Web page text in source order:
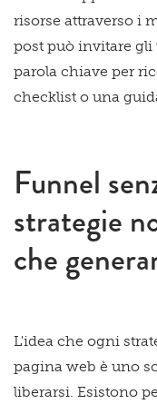
risorse attraverso i
post può invitare
parola chiave per
checklist o una
Funnel
strategie
che
L'idea che ogni
pagina web è uno
liberarsi. Esistono